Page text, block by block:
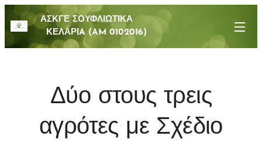
ΑΣΚΓΕ ΣΟΥΦΛΙΩΤΙΚΑ
ΚΕΛΑΡΙA (AM 0102016)
Δύο στους τρεις
αγρότες με Σχέδιο